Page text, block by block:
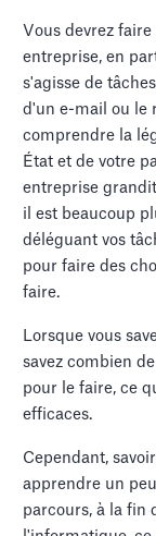
Vous devrez
entreprise, en
s'agisse de
d'un e-mail ou le
comprendre la
État et de votre
entreprise
il est beaucoup
déléguant vos
pour faire des
faire.
Lorsque vous
savez combien
pour le faire, ce
efficaces.
Cependant,
apprendre un
parcours, à la fin